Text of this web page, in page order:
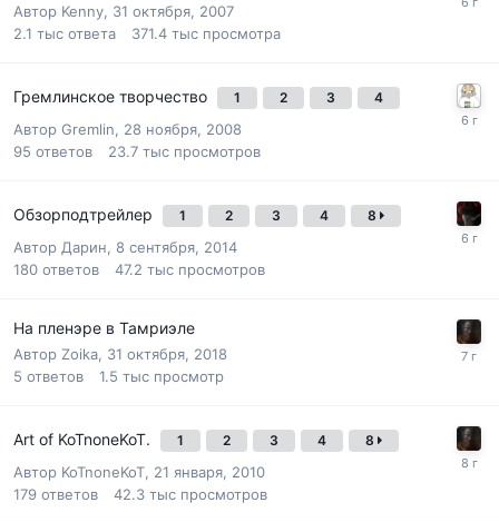
Автор Kenny, 31 октября, 2007
2.1 тыс ответа 371.4 тыс просмотра
Гремлинское творчество 1 2 3 4
Автор Gremlin, 28 ноября, 2008
95 ответов 23.7 тыс просмотров
Обзорподтрейлер 1 2 3 4 8
Автор Дарин, 8 сентября, 2014
180 ответов 47.2 тыс просмотров
На пленэре в Тамриэле
Автор Zoika, 31 октября, 2018
5 ответов 1.5 тыс просмотр
Art of KoTnoneKoT. 1 2 3 4 8
Автор KoTnoneKoT, 21 января, 2010
179 ответов 42.3 тыс просмотров